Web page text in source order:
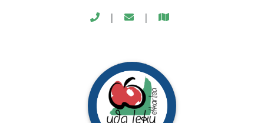
| |